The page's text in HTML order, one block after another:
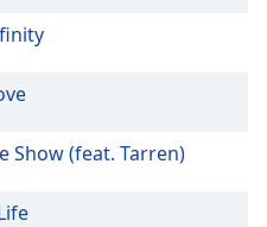
Show (feat. Tarren)